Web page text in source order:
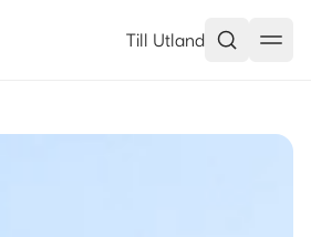
Till Utland